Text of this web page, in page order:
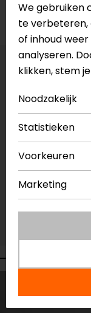
Voorraad
Vestiging
Vestiging Breda
Vestiging
Vestiging
Vestiging Vianen
We gebruiken
te verbeteren,
of inhoud
analyseren.
klikken, stem
Noodzakelijk
Statistieken
Voorkeuren
Marketing